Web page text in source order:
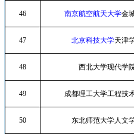
46 南京航空航天大学金
47 北京科技大学天津
48 西北大学现代学
49 成都理工大学工程技
50 东北师范大学人文